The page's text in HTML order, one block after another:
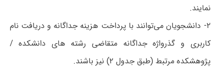
نمایند.
۲- دانشجویان می‌توانند با پرداخت هزینه جداگانه و دریافت نام
کاربری و گذرواژه جداگانه متقاضی رشته های دانشکده /
پژوهشکده مرتبط (طبق جدول ۲) نیز باشند.